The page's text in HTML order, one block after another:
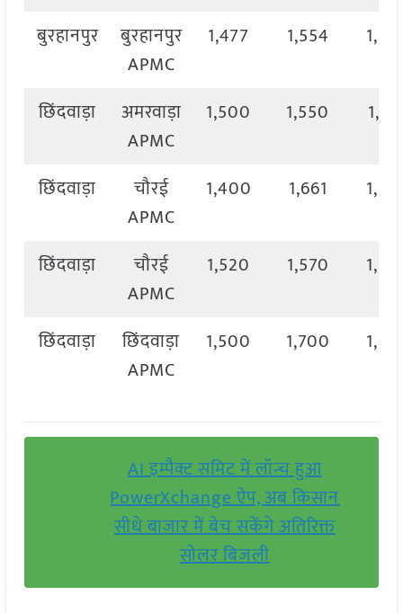
बुरहानपुर
बुरहानपुर
APMC
1,477 1,554
छिंदवाड़ा
अमरवाड़ा
APMC
1,500 1,550
छिंदवाड़ा
चौरई
APMC
1,400 1,661
छिंदवाड़ा
चौरई
APMC
1,520 1,570
छिंदवाड़ा
छिंदवाड़ा
APMC
1,500 1,700
AI इम्पैक्ट समिट में लॉन्च हुआ
PowerXchange ऐप, अब किसान
सीधे बाजार में बेच सकेंगे अतिरिक्त
सोलर बिजली